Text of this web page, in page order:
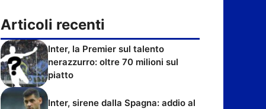
Articoli recenti
Inter, la Premier sul talento
nerazzurro: oltre 70 milioni sul
piatto
Inter, sirene dalla Spagna: addio al